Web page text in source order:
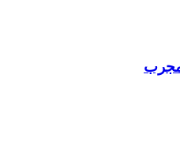
مجرب